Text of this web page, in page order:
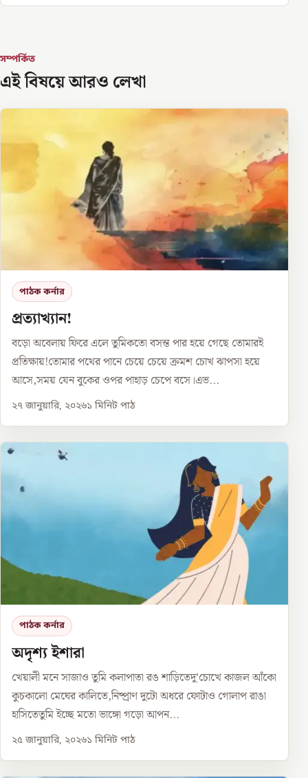
সম্পর্কিত
এই বিষয়ে আরও লেখা
পাঠক কর্নার
প্রত্যাখ্যান!
বড়ো অবেলায় ফিরে এলে তুমিকতো বসন্ত পার হয়ে গেছে তোমারই
প্রতিক্ষায়!তোমার পথের পানে চেয়ে চেয়ে ক্রমশ চোখ ঝাপসা হয়ে
আসে,সময় যেন বুকের ওপর পাহাড় চেপে বসে।এভ...
২৭ জানুয়ারি, ২০২৬১ মিনিট পাঠ
পাঠক কর্নার
অদৃশ্য ইশারা
খেয়ালী মনে সাজাও তুমি কলাপাতা রঙ শাড়িতেদু’চোখে কাজল আঁকো
কুচকালো মেঘের কালিতে,নিষ্প্রাণ দুটো অধরে ফোটাও গোলাপ রাঙা
হাসিতেতুমি ইচ্ছে মতো ভাঙ্গো গড়ো আপন...
২৫ জানুয়ারি, ২০২৬১ মিনিট পাঠ